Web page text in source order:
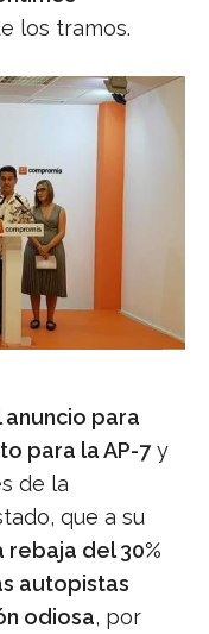
los tramos.
para
para la AP-7y
de la
que a su
del 30%
autopistas
odiosa, por